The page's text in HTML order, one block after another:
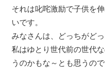
それは叱咤激励で子供を
いです。
みなさんは、どっちがど
私はゆとり世代前の世代
うのかもな～とも思うので